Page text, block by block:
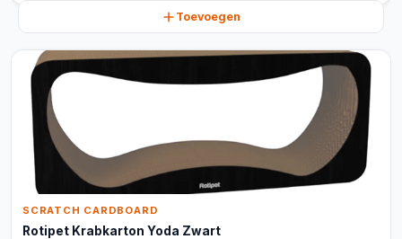
Toevoegen
SCRATCH CARDBOARD
Rotipet Krabkarton Yoda Zwart